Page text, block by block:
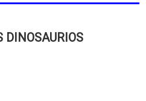
DINOSAURIOS